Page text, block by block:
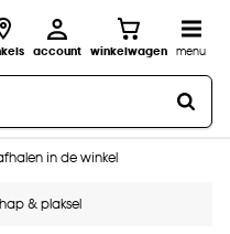
account winkelwagen menu
in de winkel
inmeten aan huis
& plaksel